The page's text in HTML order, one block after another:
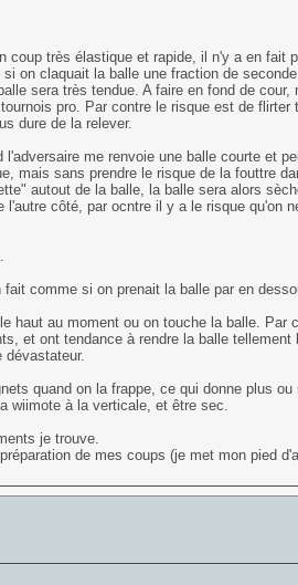
coup très élastique et rapide, il n'y a en fait
on claquait la balle une fraction de
sera très tendue. A faire en fond de cour,
pro. Par contre le risque est de flirter
dure de la relever.
me renvoie une balle courte et
mais sans prendre le risque de la fouttre
autout de la balle, la balle sera alors
côté, par ocntre il y a le risque qu'on
comme si on prenait la balle par en
haut au moment ou on touche la balle. Par
et ont tendance à rendre la balle tellement
dévastateur.
quand on la frappe, ce qui donne plus
wiimote à la verticale, et être sec.
je trouve.
de mes coups (je met mon pied